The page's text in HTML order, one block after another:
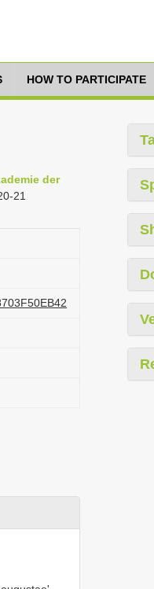
HOW TO PARTICIPATE
der
21